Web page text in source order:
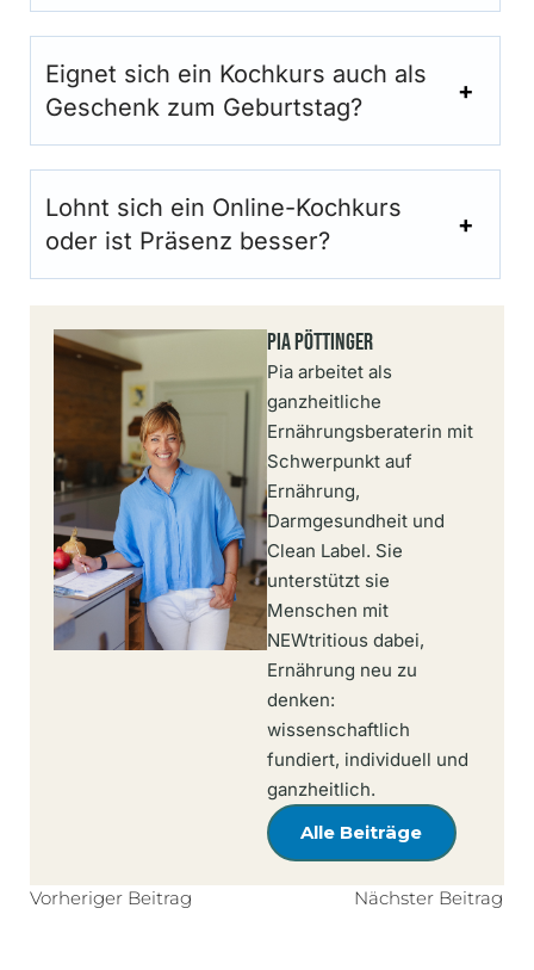
Eignet sich ein Kochkurs auch als
Geschenk zum Geburtstag?
Lohnt sich ein Online-Kochkurs
oder ist Präsenz besser?
Pia Pöttinger
Pia arbeitet als
ganzheitliche
Ernährungsberaterin mit
Schwerpunkt auf
Ernährung,
Darmgesundheit und
Clean Label. Sie
unterstützt sie
Menschen mit
NEWtritious dabei,
Ernährung neu zu
denken:
wissenschaftlich
fundiert, individuell und
ganzheitlich.
Alle Beiträge
Vorheriger Beitrag Nächster Beitrag